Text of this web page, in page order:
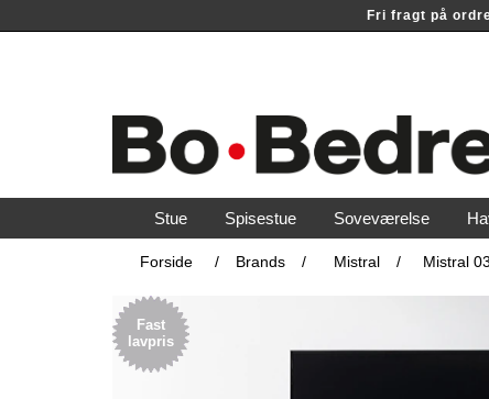
Fri fragt på
Stue Spisestue Soveværelse
Forside / Brands / Mistral / Mistral
Fast
lavpris